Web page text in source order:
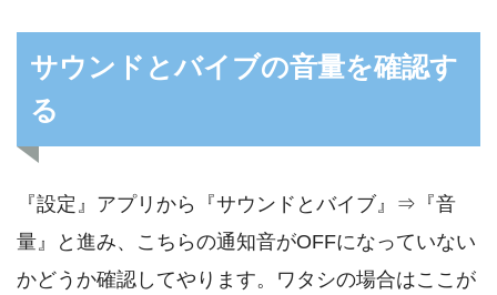
サウンドとバイブの音量を確認す
る
『設定』アプリから『サウンドとバイブ』⇒『音
量』と進み、こちらの通知音がOFFになっていない
かどうか確認してやります。ワタシの場合はここが